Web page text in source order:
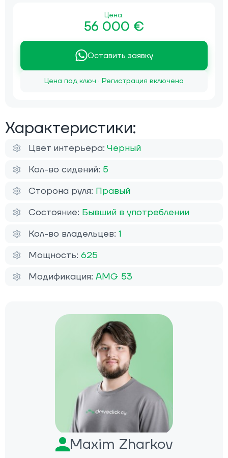
Цена:
56 000 €
Оставить заявку
Цена под ключ · Регистрация включена
Maxim Zharkov
Характеристики:
Цвет интерьера: Черный
Кол-во сидений: 5
Сторона руля: Правый
Состояние: Бывший в употреблении
Кол-во владельцев: 1
Мощность: 625
Модификация: AMG 53